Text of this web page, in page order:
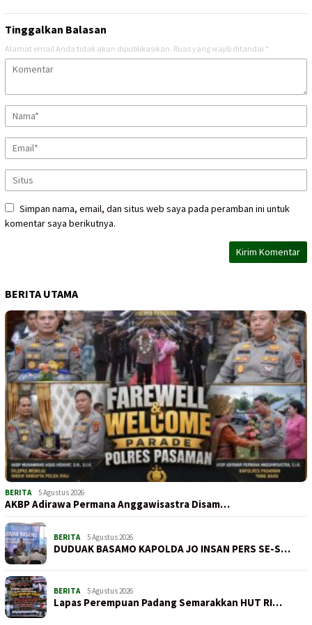
Tinggalkan Balasan
Alamat email Anda tidak akan dipublikasikan. Ruas yang wajib ditandai *
Simpan nama, email, dan situs web saya pada peramban ini untuk
komentar saya berikutnya.
BERITA UTAMA
BERITA 5 Agustus 2026
AKBP Adirawa Permana Anggawisastra Disam…
BERITA 5 Agustus 2026
DUDUAK BASAMO KAPOLDA JO INSAN PERS SE-S…
BERITA 5 Agustus 2026
Lapas Perempuan Padang Semarakkan HUT RI…